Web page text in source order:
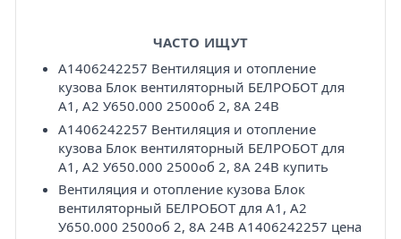
ЧАСТО ИЩУТ
A1406242257 Вентиляция и отопление
кузова Блок вентиляторный БЕЛРОБОТ для
А1, А2 У650.000 2500об 2, 8А 24В
A1406242257 Вентиляция и отопление
кузова Блок вентиляторный БЕЛРОБОТ для
А1, А2 У650.000 2500об 2, 8А 24В купить
Вентиляция и отопление кузова Блок
вентиляторный БЕЛРОБОТ для А1, А2
У650.000 2500об 2, 8А 24В A1406242257 цена